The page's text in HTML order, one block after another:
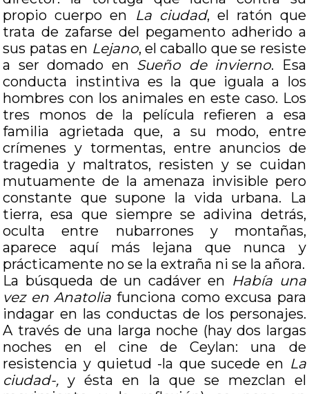
propio cuerpo en
La ciudad, el ratón que
trata de zafarse del pegamento adherido a
sus patas en Lejano, el caballo que se resiste
a ser domado en Sueño de invierno. Esa
conducta instintiva es la que iguala a los
hombres con los animales en este caso. Los
tres monos de la película refieren a esa
familia agrietada que, a su modo, entre
crímenes y tormentas, entre anuncios de
tragedia y maltratos, resisten y se cuidan
mutuamente de la amenaza invisible pero
constante que supone la vida urbana. La
tierra, esa que siempre se adivina detrás,
oculta entre nubarrones y montañas,
aparece aquí más lejana que nunca y
prácticamente no se la extraña ni se la añora.
La búsqueda de un cadáver en Había una
vez en Anatolia funciona como excusa para
indagar en las conductas de los personajes.
A través de una larga noche (hay dos largas
noches en el cine de Ceylan: una de
resistencia y quietud -la que sucede en La
ciudad-, y ésta en la que se mezclan el